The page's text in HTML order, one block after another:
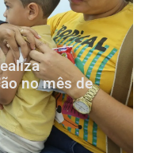
no mês de